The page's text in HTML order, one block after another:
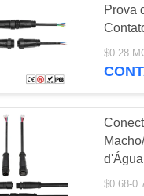
Prova
$0.28
Nylon
$0.68-